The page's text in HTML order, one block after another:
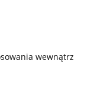
wewnątrz